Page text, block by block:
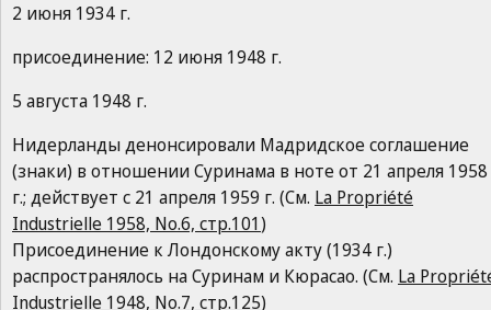
2 июня 1934 г.
присоединение: 12 июня 1948 г.
5 августа 1948 г.
Нидерланды денонсировали Мадридское соглашение
(знаки) в отношении Суринама в ноте от 21 апреля 1958
г.; действует с 21 апреля 1959 г. (См. La Propriété
Industrielle 1958, No.6, стр.101)
Присоединение к Лондонскому акту (1934 г.)
распространялось на Суринам и Кюрасао. (См. La
Industrielle 1948, No.7, стр.125)